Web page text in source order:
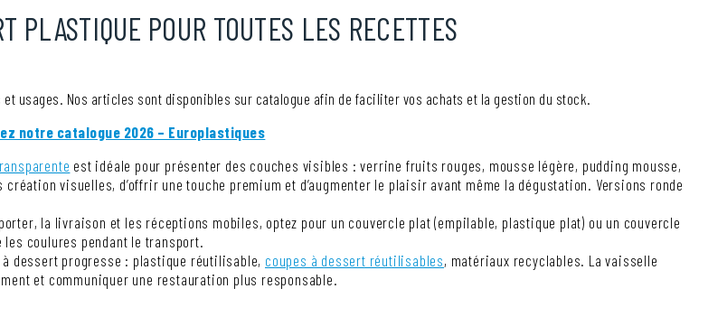
PLASTIQUE POUR TOUTES LES RECETTES
usages. Nos articles sont disponibles sur catalogue afin de faciliter vos achats et la gestion du stock.
notre catalogue 2026 – Europlastiques
est idéale pour présenter des couches visibles : verrine fruits rouges, mousse légère, pudding mousse,
visuelles, d’offrir une touche premium et d’augmenter le plaisir avant même la dégustation. Versions ronde
la livraison et les réceptions mobiles, optez pour un couvercle plat (empilable, plastique plat) ou un couvercle
coulures pendant le transport.
dessert progresse : plastique réutilisable, coupes à dessert réutilisables, matériaux recyclables. La vaisselle
et communiquer une restauration plus responsable.